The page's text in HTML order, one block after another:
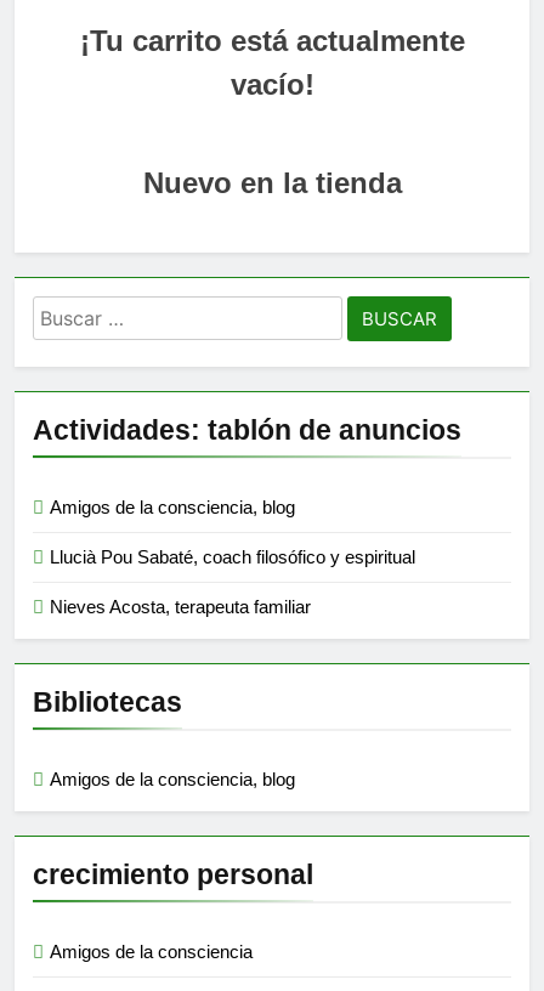
¡Tu carrito está actualmente
vacío!
Nuevo en la tienda
Buscar:
Actividades: tablón de anuncios
Amigos de la consciencia, blog
Llucià Pou Sabaté, coach filosófico y espiritual
Nieves Acosta, terapeuta familiar
Bibliotecas
Amigos de la consciencia, blog
crecimiento personal
Amigos de la consciencia